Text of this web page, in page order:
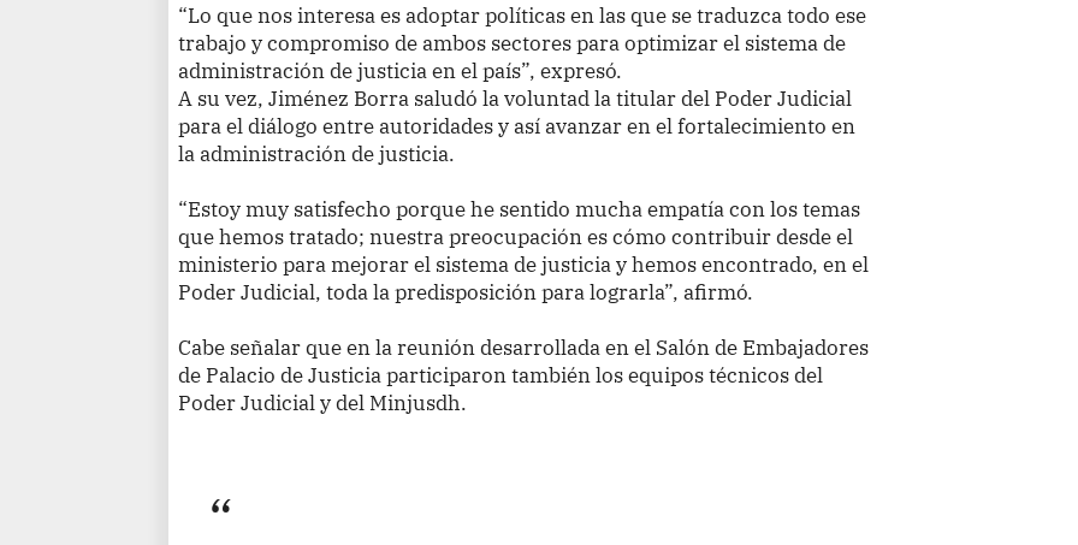
“Lo que nos interesa es adoptar políticas en las que se traduzca todo ese
trabajo y compromiso de ambos sectores para optimizar el sistema de
administración de justicia en el país”, expresó.
A su vez, Jiménez Borra saludó la voluntad la titular del Poder Judicial
para el diálogo entre autoridades y así avanzar en el fortalecimiento en
la administración de justicia.
“Estoy muy satisfecho porque he sentido mucha empatía con los temas
que hemos tratado; nuestra preocupación es cómo contribuir desde el
ministerio para mejorar el sistema de justicia y hemos encontrado, en el
Poder Judicial, toda la predisposición para lograrla”, afirmó.
Cabe señalar que en la reunión desarrollada en el Salón de Embajadores
de Palacio de Justicia participaron también los equipos técnicos del
Poder Judicial y del Minjusdh.